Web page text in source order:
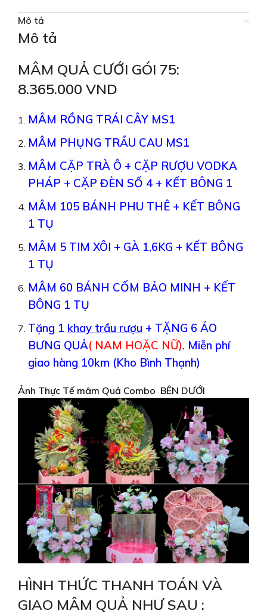
Mô tả
Mô tả
MÂM QUẢ CƯỚI GÓI 75:
8.365.000 VND
MÂM RỒNG TRÁI CÂY MS1
MÂM PHỤNG TRẦU CAU MS1
MÂM CẶP TRÀ Ô + CẶP RƯỢU VODKA
PHÁP + CẶP ĐÈN SỐ 4 + KẾT BÔNG 1
MÂM 105 BÁNH PHU THÊ + KẾT BÔNG
1 TỤ
MÂM 5 TIM XÔI + GÀ 1,6KG + KẾT BÔNG
1 TỤ
MÂM 60 BÁNH CỐM BẢO MINH + KẾT
BÔNG 1 TỤ
Tặng 1 khay trầu rượu + TẶNG 6 ÁO
BƯNG QUẢ( NAM HOẶC NỮ). Miễn phí
giao hàng 10km (Kho Bình Thạnh)
Ảnh Thực Tế mâm Quả Combo BÊN DƯỚI
HÌNH THỨC THANH TOÁN VÀ
GIAO MÂM QUẢ NHƯ SAU :